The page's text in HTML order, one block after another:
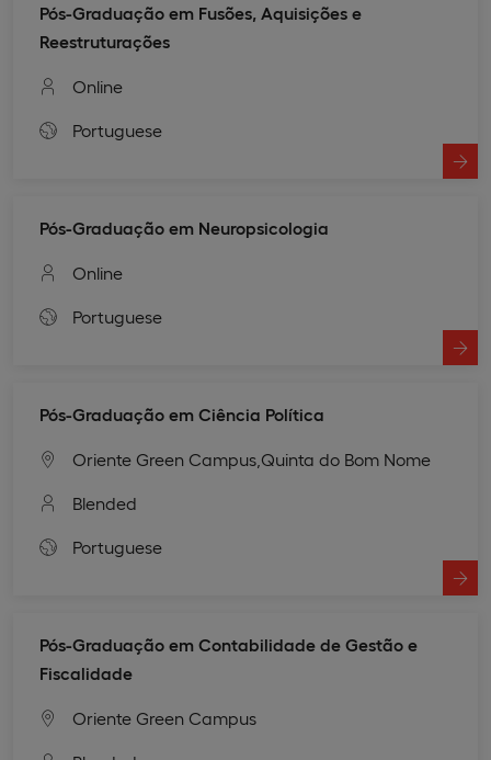
Pós-Graduação em Fusões, Aquisições e
Reestruturações
Online
Portuguese
Pós-Graduação em Neuropsicologia
Online
Portuguese
Pós-Graduação em Ciência Política
Oriente Green Campus, Quinta do Bom Nome
Blended
Portuguese
Pós-Graduação em Contabilidade de Gestão e
Fiscalidade
Oriente Green Campus